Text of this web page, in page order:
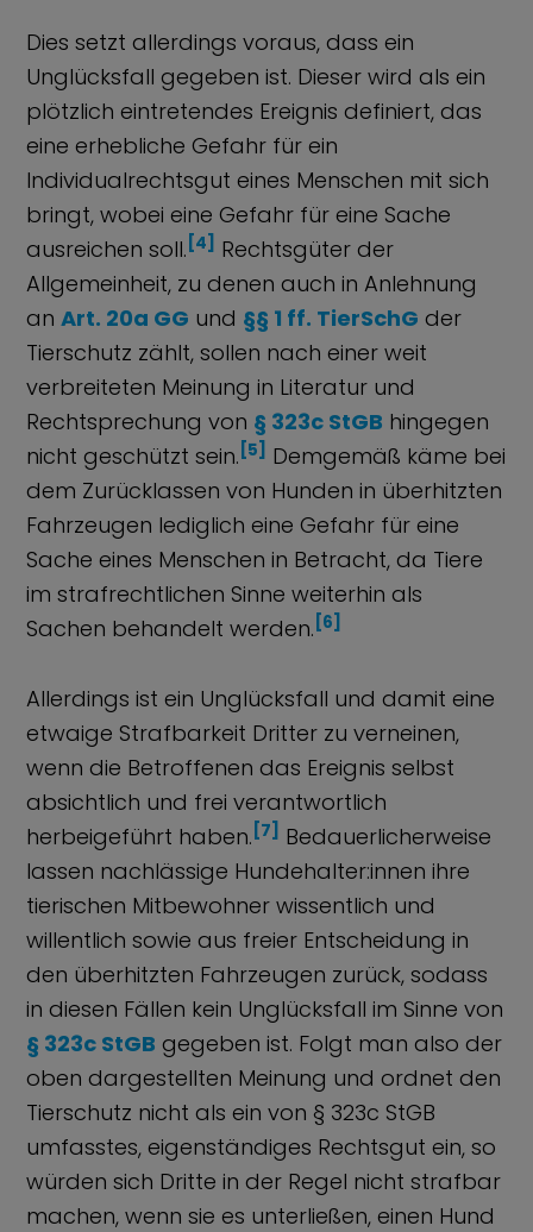
Dies setzt allerdings voraus, dass ein
Unglücksfall gegeben ist. Dieser wird als ein
plötzlich eintretendes Ereignis definiert, das
eine erhebliche Gefahr für ein
Individualrechtsgut eines Menschen mit sich
bringt, wobei eine Gefahr für eine Sache
ausreichen soll. [4] Rechtsgüter der
Allgemeinheit, zu denen auch in Anlehnung
anArt. 20a GG und §§ 1 ff. TierSchG der
Tierschutz zählt, sollen nach einer weit
verbreiteten Meinung in Literatur und
Rechtsprechung von § 323c StGB hingegen
nicht geschützt sein. [5] Demgemäß käme bei
dem Zurücklassen von Hunden in überhitzten
Fahrzeugen lediglich eine Gefahr für eine
Sache eines Menschen in Betracht, da Tiere
im strafrechtlichen Sinne weiterhin als
Sachen behandelt werden. [6]
Allerdings ist ein Unglücksfall und damit eine
etwaige Strafbarkeit Dritter zu verneinen,
wenn die Betroffenen das Ereignis selbst
absichtlich und frei verantwortlich
herbeigeführt haben. [7] Bedauerlicherweise
lassen nachlässige Hundehalter:innen ihre
tierischen Mitbewohner wissentlich und
willentlich sowie aus freier Entscheidung in
den überhitzten Fahrzeugen zurück, sodass
in diesen Fällen kein Unglücksfall im Sinne von
§ 323c StGB gegeben ist. Folgt man also der
oben dargestellten Meinung und ordnet den
Tierschutz nicht als ein von § 323c StGB
umfasstes, eigenständiges Rechtsgut ein, so
würden sich Dritte in der Regel nicht strafbar
machen, wenn sie es unterließen, einen Hund